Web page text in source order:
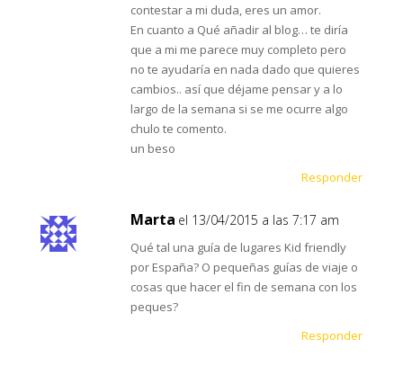
contestar a mi duda, eres un amor.
En cuanto a Qué añadir al blog… te diría
que a mi me parece muy completo pero
no te ayudaría en nada dado que quieres
cambios.. así que déjame pensar y a lo
largo de la semana si se me ocurre algo
chulo te comento.
un beso
Responder
Marta el 13/04/2015 a las 7:17 am
Qué tal una guía de lugares Kid friendly
por España? O pequeñas guías de viaje o
cosas que hacer el fin de semana con los
peques?
Responder